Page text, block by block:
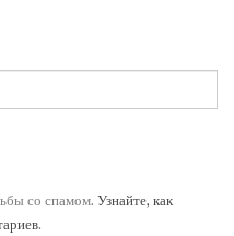
со спамом. Узнайте, как
.